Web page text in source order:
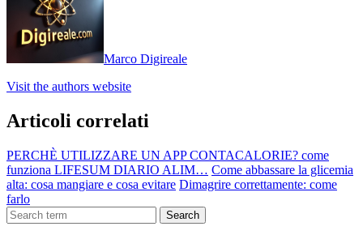
Marco Digireale
Visit the authors website
Articoli correlati
PERCHÈ UTILIZZARE UN APP CONTACALORIE? come
funziona LIFESUM DIARIO ALIM… Come abbassare la glicemia
alta: cosa mangiare e cosa evitare Dimagrire correttamente: come
farlo
Search